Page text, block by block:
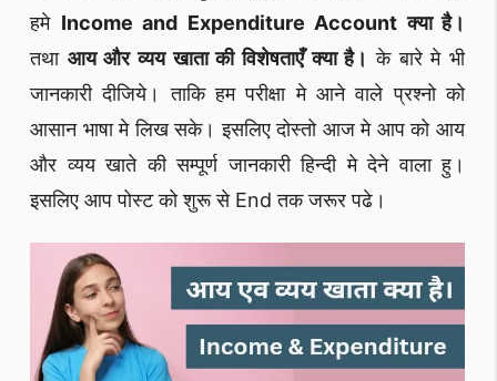
हमे Income and Expenditure Account क्या है।
तथा आय और व्यय खाता की विशेषताएँ क्या है। के बारे मे भी
जानकारी दीजिये। ताकि हम परीक्षा मे आने वाले प्रश्नो को
आसान भाषा मे लिख सके। इसलिए दोस्तो आज मे आप को आय
और व्यय खाते की सम्पूर्ण जानकारी हिन्दी मे देने वाला हु।
इसलिए आप पोस्ट को शुरू से End तक जरूर पढे।